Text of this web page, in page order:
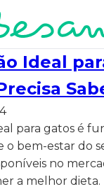
Ideal
para gatos é
o bem-estar do
no
a melhor